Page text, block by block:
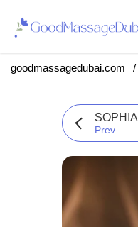
goodmassagedubai.com
SOPHIA
Prev